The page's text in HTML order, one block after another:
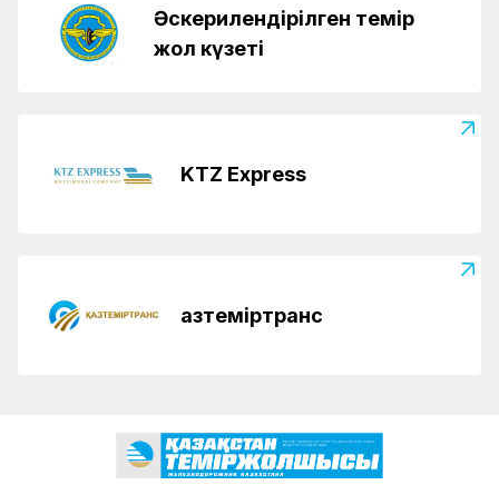
Әскерилендірілген темір
жол күзеті
KTZ Express
Қазтеміртранс